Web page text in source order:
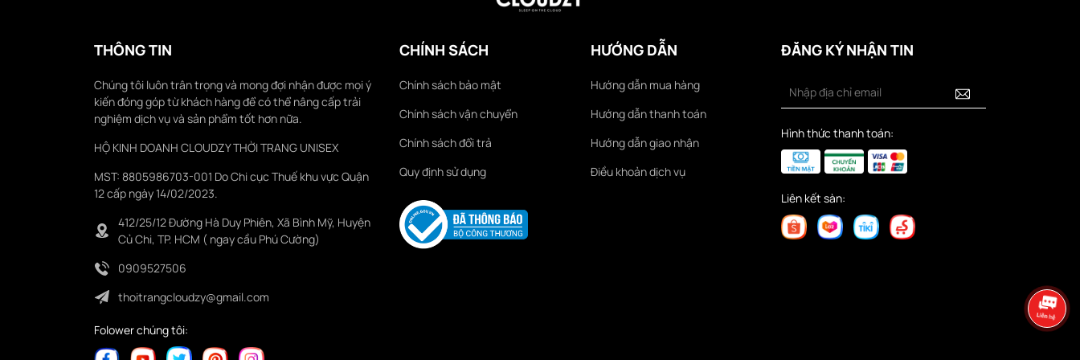
THÔNG TIN
Chúng tôi luôn trân trọng và mong đợi nhận được mọi ý
kiến đóng góp từ khách hàng để có thể nâng cấp trải
nghiệm dịch vụ và sản phẩm tốt hơn nữa.
HỘ KINH DOANH CLOUDZY THỜI TRANG UNISEX
MST: 8805986703-001 Do Chi cục Thuế khu vực Quận
12 cấp ngày 14/02/2023.
412/25/12 Đường Hà Duy Phiên, Xã Bình Mỹ, Huyện
Củ Chi, TP. HCM ( ngay cầu Phú Cường)
0909527506
thoitrangcloudzy@gmail.com
Folower chúng tôi:
CHÍNH SÁCH
Chính sách bảo mật
Chính sách vận chuyển
Chính sách đổi trả
Quy định sử dụng
HƯỚNG DẪN
Hướng dẫn mua hàng
Hướng dẫn thanh toán
Hướng dẫn giao nhận
Điều khoản dịch vụ
ĐĂNG KÝ NHẬN TIN
Hình thức thanh toán:
Liên kết sàn: